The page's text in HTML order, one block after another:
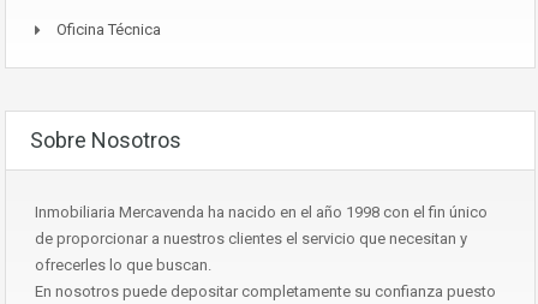
Oficina Técnica
Sobre Nosotros
Inmobiliaria Mercavenda ha nacido en el año 1998 con el fin único
de proporcionar a nuestros clientes el servicio que necesitan y
ofrecerles lo que buscan.
En nosotros puede depositar completamente su confianza puesto